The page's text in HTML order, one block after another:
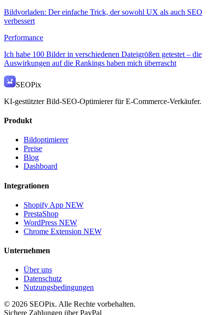
Bildvorladen: Der einfache Trick, der sowohl UX als auch SEO
verbessert
Performance
Ich habe 100 Bilder in verschiedenen Dateigrößen getestet – die
Auswirkungen auf die Rankings haben mich überrascht
SEOPix
KI-gestützter Bild-SEO-Optimierer für E-Commerce-Verkäufer.
Produkt
Bildoptimierer
Preise
Blog
Dashboard
Integrationen
Shopify App NEW
PrestaShop
WordPress NEW
Chrome Extension NEW
Unternehmen
Über uns
Datenschutz
Nutzungsbedingungen
© 2026 SEOPix. Alle Rechte vorbehalten.
Sichere Zahlungen über PayPal